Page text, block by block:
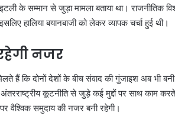
के सम्मान से जुड़ा मामला बताया था।
हालिया बयानबाजी को लेकर व्यापक चर्चा हुई थी।
नजर
हैं कि दोनों देशों के बीच संवाद की गुंजाइश अब भी
अंतरराष्ट्रीय कूटनीति से जुड़े कई मुद्दों पर साथ
वैश्विक समुदाय की नजर बनी रहेगी।